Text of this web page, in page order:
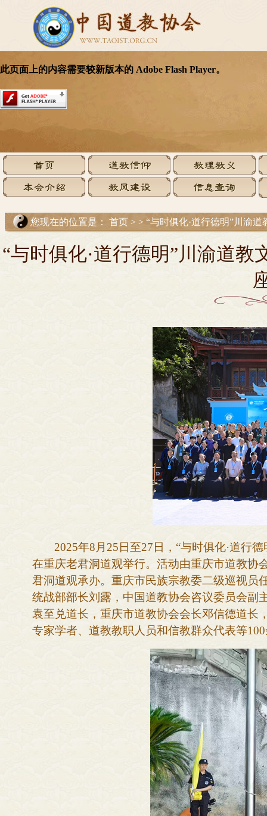
您现在的位置是： 首页 > > “与时俱化·道行德明”川渝
“与时俱化·道行德明”川渝道
2025年8月25日至27日，“与时俱化·道行
在重庆老君洞道观举行。活动由重庆市道教协
君洞道观承办。重庆市民族宗教委二级巡视员
统战部部长刘露，中国道教协会咨议委员会副
袁至兑道长，重庆市道教协会会长邓信德道长
专家学者、道教教职人员和信教群众代表等